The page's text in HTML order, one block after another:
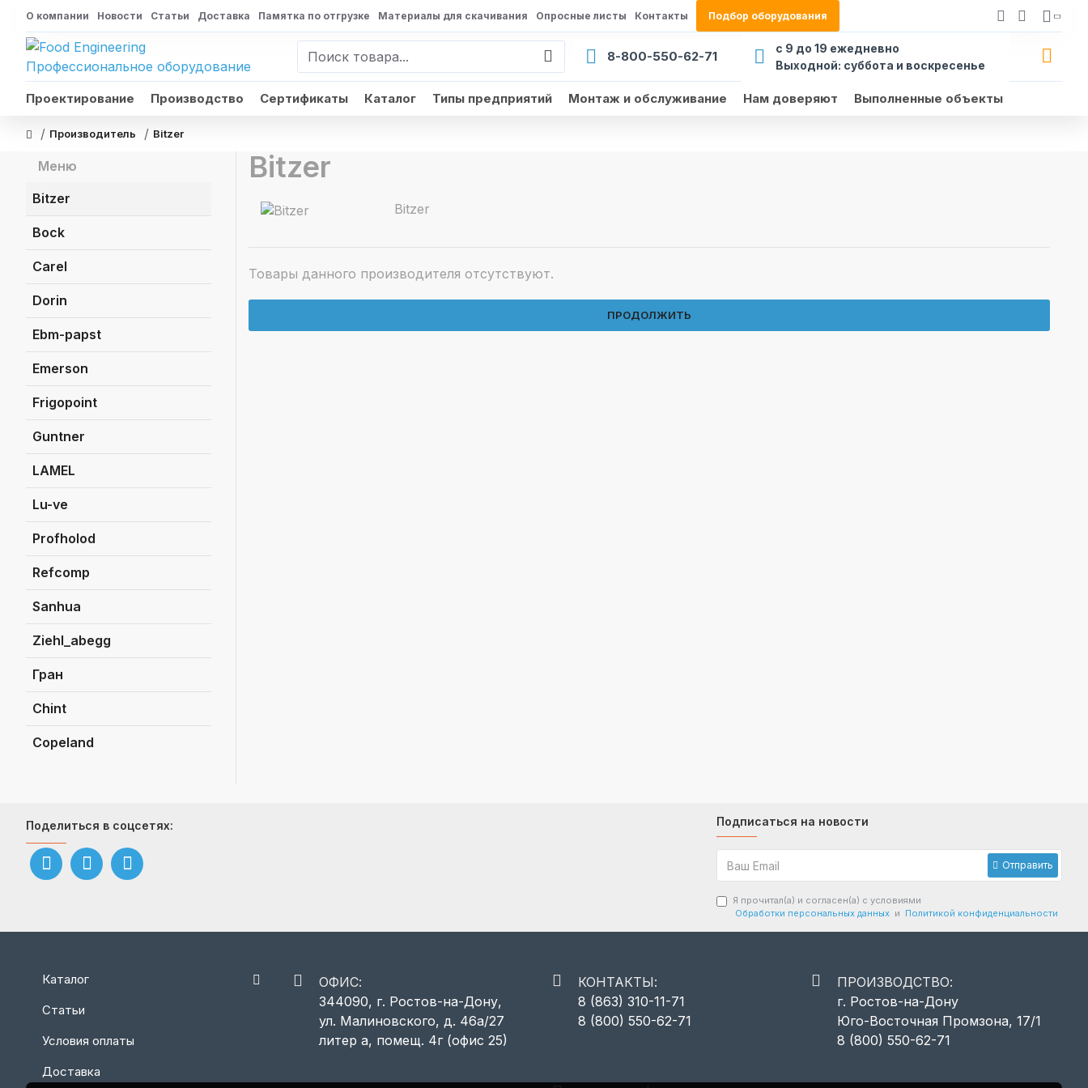
О компании Новости Статьи Доставка Памятка по отгрузке Материалы для скачивания Опросные листы Контакты Подбор оборудования
8-800-550-62-71
с 9 до 19 ежедневно
Выходной: суббота и воскресенье
Проектирование Производство Сертификаты Каталог Типы предприятий Монтаж и обслуживание Нам доверяют Выполненные объекты
Производитель Bitzer
Меню
Bitzer
Bock
Carel
Dorin
Ebm-papst
Emerson
Frigopoint
Guntner
LAMEL
Lu-ve
Profholod
Refcomp
Sanhua
Ziehl_abegg
Гран
Сhint
Сopeland
Bitzer
Bitzer
Товары данного производителя отсутствуют.
ПРОДОЛЖИТЬ
Поделиться в соцсетях: Подписаться на новости
Отправить
Я прочитал(а) и согласен(а) с условиями
Обработки персональных данных и Политикой конфиденциальности
Каталог
Статьи
Условия оплаты
Доставка
ОФИС:
344090, г. Ростов-на-Дону,
ул. Малиновского, д. 46а/27
литер а, помещ. 4г (офис 25)
КОНТАКТЫ:
8 (863) 310-11-71
8 (800) 550-62-71
ПРОИЗВОДСТВО:
г. Ростов-на-Дону
Юго-Восточная Промзона, 17/1
8 (800) 550-62-71